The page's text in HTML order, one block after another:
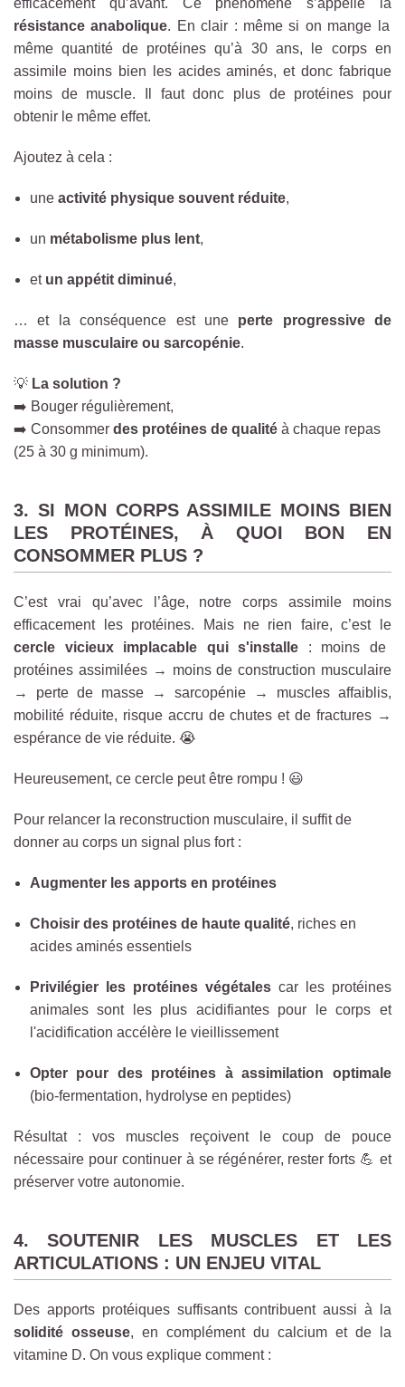
efficacement qu’avant. Ce phénomène s’appelle la
résistance anabolique. En clair : même si on mange la
même quantité de protéines qu’à 30 ans, le corps en
assimile moins bien les acides aminés, et donc fabrique
moins de muscle. Il faut donc plus de protéines pour
obtenir le même effet.
Ajoutez à cela :
une activité physique souvent réduite,
un métabolisme plus lent,
et un appétit diminué,
… et la conséquence est une perte progressive de
masse musculaire ou sarcopénie.
💡 La solution ?
➡️ Bouger régulièrement,
➡️ Consommer des protéines de qualité à chaque repas
(25 à 30 g minimum).
3. SI MON CORPS ASSIMILE MOINS BIEN
LES PROTÉINES, À QUOI BON EN
CONSOMMER PLUS ?
C’est vrai qu’avec l’âge, notre corps assimile moins
efficacement les protéines. Mais ne rien faire, c’est le
cercle vicieux implacable qui s'installe : moins de
protéines assimilées → moins de construction musculaire
→ perte de masse → sarcopénie → muscles affaiblis,
mobilité réduite, risque accru de chutes et de fractures →
espérance de vie réduite. 😭
Heureusement, ce cercle peut être rompu ! 😃
Pour relancer la reconstruction musculaire, il suffit de
donner au corps un signal plus fort :
Augmenter les apports en protéines
Choisir des protéines de haute qualité, riches en
acides aminés essentiels
Privilégier les protéines végétalescar les protéines
animales sont les plus acidifiantes pour le corps et
l'acidification accélère le vieillissement
Opter pour des protéines à assimilation optimale
(bio-fermentation, hydrolyse en peptides)
Résultat : vos muscles reçoivent le coup de pouce
nécessaire pour continuer à se régénérer, rester forts 💪 et
préserver votre autonomie.
4. SOUTENIR LES MUSCLES ET LES
ARTICULATIONS : UN ENJEU VITAL
Des apports protéiques suffisants contribuent aussi à la
solidité osseuse, en complément du calcium et de la
vitamine D. On vous explique comment :